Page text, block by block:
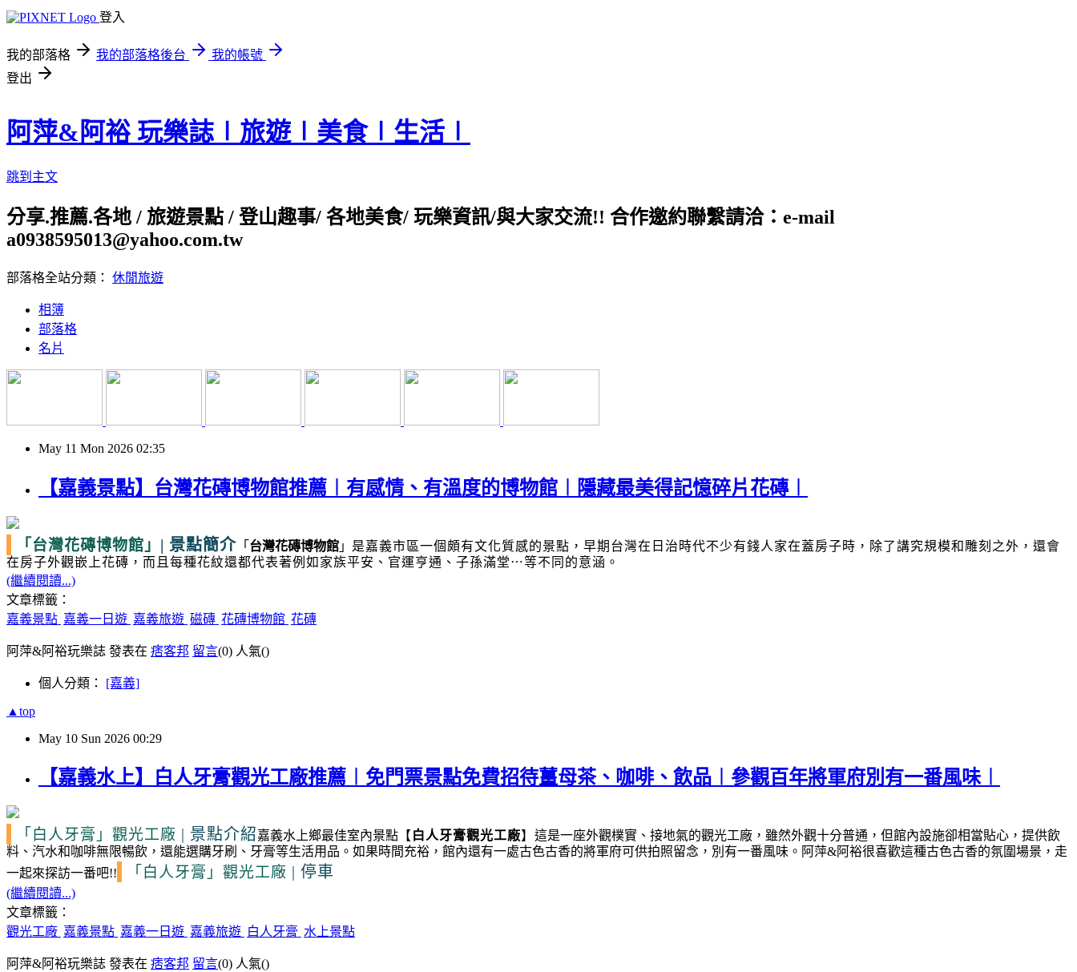
登入
我的部落格 我的部落格後台
我的帳號
登出
阿萍&阿裕 玩樂誌∣旅遊∣美食∣生活∣
跳到主文
分享.推薦.各地 / 旅遊景點 / 登山趣事/ 各地美食/ 玩樂資訊/與大家交流!! 合作邀約聯繫請洽：e-mail
a0938595013@yahoo.com.tw
部落格全站分類： 休閒旅遊
相簿
部落格
名片
May 11 Mon 2026 02:35
【嘉義景點】台灣花磚博物館推薦︱有感情、有溫度的博物館︱隱藏最美得記憶碎片花磚︱
「台灣花磚博物館」 | 景點簡介 「 台灣花磚博物館 」 是嘉義市區一個頗有文化質感的景點，早期台灣在日治時代不少有錢人家在蓋房子時，除了講究規模和雕刻之外，還會
在房子外觀嵌上花磚，而且每種花紋還都代表著例如家族平安、官運亨通、子孫滿堂⋯等不同的意涵。
(繼續閱讀...)
文章標籤：
嘉義景點 嘉義一日遊 嘉義旅遊 磁磚 花磚博物館 花磚
阿萍&阿裕玩樂誌 發表在 痞客邦 留言(0) 人氣()
個人分類： [嘉義]
▲top
May 10 Sun 2026 00:29
【嘉義水上】白人牙膏觀光工廠推薦︱免門票景點免費招待薑母茶、咖啡、飲品︱參觀百年將軍府別有一番風味︱
「白人牙膏」觀光工廠 | 景點介紹嘉義水上鄉最佳室內景點 【 白人牙膏觀光工廠】 這是一座外觀樸實、接地氣的觀光工廠，雖然外觀十分普通，但館內設施卻相當貼心，提供飲
料、汽水和咖啡無限暢飲，還能選購牙刷、牙膏等生活用品。如果時間充裕，館內還有一處古色古香的將軍府可供拍照留念，別有一番風味。阿萍&阿裕很喜歡這種古色古香的氛圍場景，走
一起來探訪一番吧!!
「白人牙膏」觀光工廠 | 停車
(繼續閱讀...)
文章標籤：
觀光工廠 嘉義景點 嘉義一日遊 嘉義旅遊 白人牙膏 水上景點
阿萍&阿裕玩樂誌 發表在 痞客邦 留言(0) 人氣()